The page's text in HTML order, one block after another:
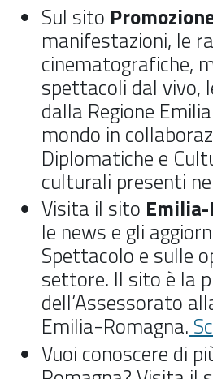
Sul sito
manifestazioni, le
cinematografiche,
spettacoli dal vivo,
dalla Regione
mondo in
Diplomatiche e
culturali presenti
Visita il sito
le news e gli
Spettacolo e sulle
settore. Il sito è la
dell’Assessorato
Emilia-Romagna.
Vuoi conoscere di